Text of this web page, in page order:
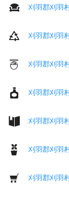
刈羽郡刈羽
刈羽郡刈羽
刈羽郡刈羽
刈羽郡刈羽
刈羽郡刈羽
刈羽郡刈羽
刈羽郡刈羽